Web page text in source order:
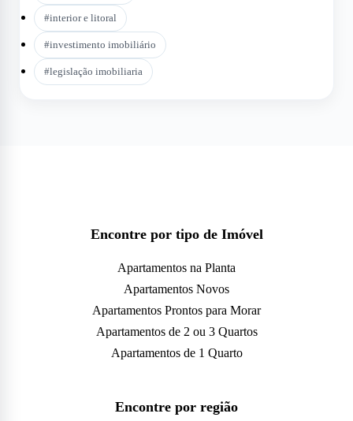
#interior e litoral
#investimento imobiliário
#legislação imobiliaria
Encontre por tipo de Imóvel
Apartamentos na Planta
Apartamentos Novos
Apartamentos Prontos para Morar
Apartamentos de 2 ou 3 Quartos
Apartamentos de 1 Quarto
Encontre por região